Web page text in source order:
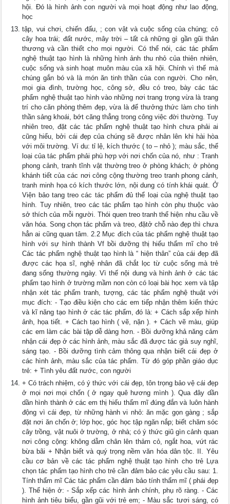
hội. Đó là hình ảnh con người và mọi hoạt động như lao động,
học
tập, vui chơi, chiến đấu, ; con vật và cuộc sống của chúng; cỏ
cây hoa trái; đất nước, mây trời – tất cả những gì gần gũi thân
thương và cần thiết cho mọi người. Có thể nói, các tác phẩm
nghệ thuật tạo hình là những hình ảnh thu nhỏ của thiên nhiên,
cuộc sống và sinh hoạt muôn màu của xã hội. Chính vì thế mà
chúng gắn bó và là món ăn tinh thần của con người. Cho nên,
mọi gia đình, trường học, công sở, đều có treo, bày các tác
phẩm nghệ thuật tạo hình vào những nơi trang trọng vừa là trang
trí cho căn phòng thêm đẹp, vừa là để thưởng thức làm cho tinh
thần sảng khoái, bớt căng thẳng trong công việc đời thường. Tuy
nhiên treo, đặt các tác phẩm nghệ thuật tạo hình chưa phải ai
cũng hiểu, bởi cái đẹp của chúng sẽ được nhân lên khi hài hòa
với môi trường. Ví du: tỉ lệ, kích thước ( to – nhỏ ); màu sắc, thể
loại của tác phẩm phải phù hợp với nơi chốn của nó, như : Tranh
phong cảnh, tranh tĩnh vật thường treo ở phòng khách; ở phòng
khánh tiết của các nơi công cộng thường treo tranh phong cảnh,
tranh minh họa có kích thước lớn, nội dung có tính khái quát. Ở
Viện bảo tang treo các tác phẩm đủ thể loại của nghệ thuật tạo
hình. Tuy nhiên, treo các tác phẩm tạo hình còn phụ thuộc vào
sở thích của mỗi người. Thói quen treo tranh thể hiện nhu cầu về
văn hóa. Song chọn tác phẩm và treo, đặtở chỗ nào đẹp thì chưa
hẳn ai cũng quan tâm. 2.2 Mục đích của tác phẩm nghệ thuật tạo
hình với sự hình thành Vf bồi dưỡng thị hiếu thẩm mĩ cho trẻ
Các tác phẩm nghệ thuật tạo hình là “ hiện thân” của cái đẹp đã
được các họa sĩ, nghệ nhân đã chắt lọc từ cuộc sống mà trẻ
đang sống thường ngày. Vì thế nội dung và hình ảnh ở các tác
phẩm tạo hình ở trường mầm non còn có loại bài học xem và tập
nhận xét tác phẩm tranh, tượng, các tác phẩm nghệ thuật với
mục đích: - Tạo điều kiện cho các em tiếp nhận thêm kiến thức
và kĩ năng tạo hình ở các tác phẩm, đó là: + Cách sắp xếp hình
ảnh, họa tiết. + Cách tạo hình ( vẽ, nặn ). + Cách vẽ màu, giúp
các em làm các bài tập dễ dàng hơn. - Bồi dưỡng khả năng cảm
nhận cái đẹp ở các hình ảnh, màu sắc đã được tác giả suy nghĩ,
sáng tạo. - Bồi dưỡng tình cảm thông qua nhận biết cái đẹp ở
các hình ảnh, màu sắc của tác phẩm. Từ đó góp phần giáo dục
trẻ: + Tình yêu đất nước, con người
+ Có trách nhiệm, có ý thức với cái đẹp, tôn trọng bảo vệ cái đẹp
ở mọi nơi mọi chốn ( ở ngay quê hương mình ). Qua đây dần
dần hình thành ở các em thị hiếu thẩm mĩ đúng đắn và luôn hành
động vì cái đẹp, từ những hành vi nhỏ: ăn mặc gọn gàng ; sắp
đặt nơi ăn chốn ở; lớp học, góc học tập ngăn nắp; biết chăm sóc
cây trồng, vật nuôi ở trường, ở nhà; có ý thức giũ gìn cảnh quan
nơi công cộng: không dẫm chân lên thảm cỏ, ngắt hoa, vứt rác
bừa bãi + Nhận biết và quý trọng nềm văn hóa dân tộc. II. Yêu
cầu cơ bản về các tác phẩm nghệ thuật tạo hình cho trẻ Lựa
chọn tác phẩm tạo hình cho trẻ cần đảm bảo các yêu cầu sau: 1.
Tính thẩm mĩ Các tác phẩm cần đảm bảo tính thẩm mĩ ( phái đẹp
). Thể hiện ở: - Sắp xếp các hình ảnh chính, phụ rõ ràng. - Các
hình ảnh tiêu biểu, gần gũi với trẻ em; - Màu sắc tươi sáng, có